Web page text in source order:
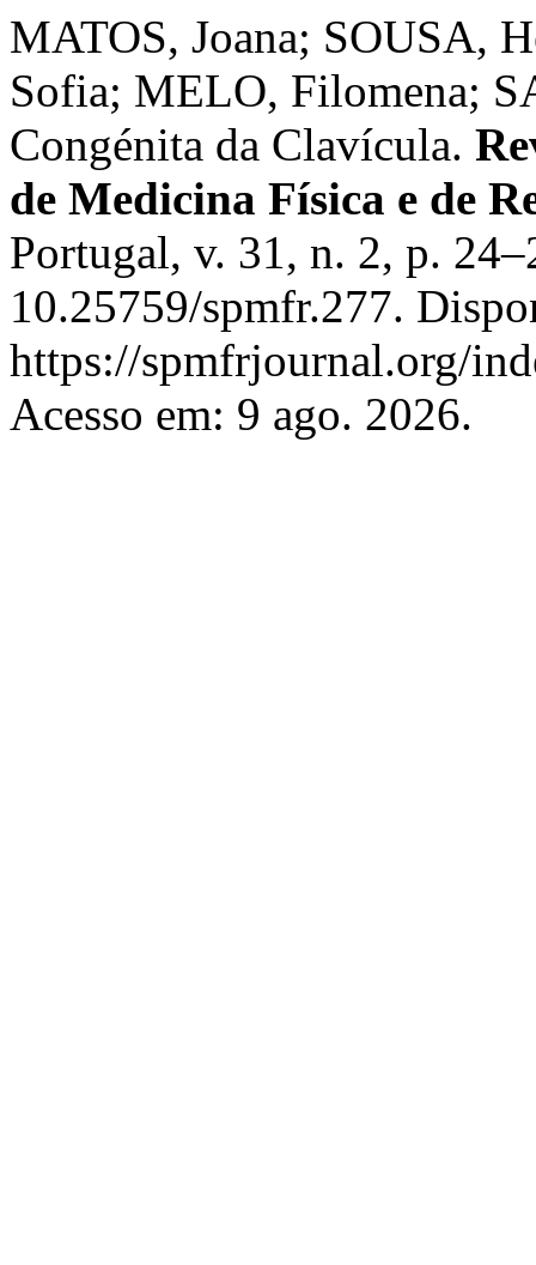
MATOS, Joana; SOUSA,
Sofia; MELO, Filomena;
Congénita da Clavícula.
de Medicina Física e de
Portugal, v. 31, n. 2, p.
10.25759/spmfr.277.
https://spmfrjournal.org/
Acesso em: 9 ago. 2026.